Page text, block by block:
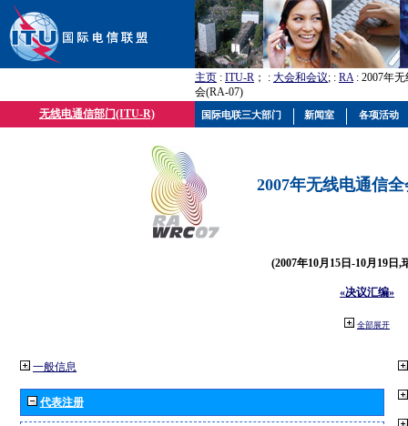
主页 : ITU-R ； : 大会和会议; : RA: 2007年
会(RA-07)
无线电通信部门(ITU-R)
2007年无线电通信
(2007年10月15日-10月19日,
«决议汇编»
全部展开
一般信息
代表注册
国际电联三大部门 新闻室 各项活动